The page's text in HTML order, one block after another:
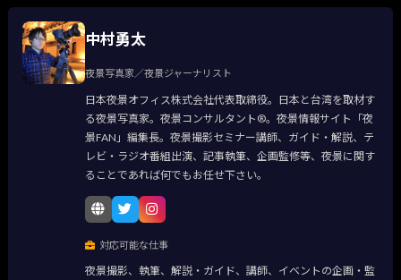
中村勇太
夜景写真家／夜景ジャーナリスト
日本夜景オフィス株式会社代表取締役。日本と台湾を取材す
る夜景写真家。夜景コンサルタント®。夜景情報サイト「夜
景FAN」編集長。夜景撮影セミナー講師、ガイド・解説、テ
レビ・ラジオ番組出演、記事執筆、企画監修等、夜景に関す
ることであれば何でもお任せ下さい。
対応可能な仕事
夜景撮影、執筆、解説・ガイド、講師、イベントの企画・監